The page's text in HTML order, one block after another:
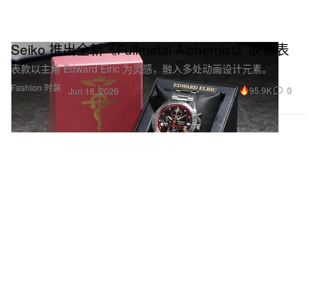
Fashion 时装
Seiko 推出全新《Fullmetal Alchemist》联名表
表款以主角 Edward Elric 为灵感，融入多处动画设计元素。
Jun 18, 2026 95.9K 0